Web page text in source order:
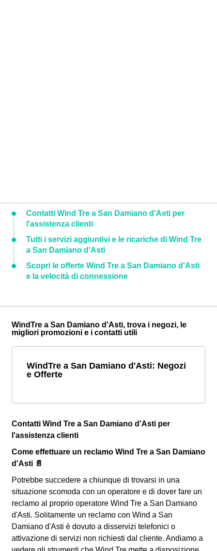
Contatti Wind Tre a San Damiano d'Asti per
l'assistenza clienti
Tutti i servizi aggiuntivi e le ricariche di Wind Tre
a San Damiano d'Asti
Scopri le offerte Wind Tre a San Damiano d'Asti
e la velocità di connessione
WindTre a San Damiano d'Asti, trova i negozi, le
migliori promozioni e i contatti utili
WindTre a San Damiano d'Asti: Negozi
e Offerte
Contatti Wind Tre a San Damiano d'Asti per
l'assistenza clienti
Come effettuare un reclamo Wind Tre a San Damiano
d'Asti 📄
Potrebbe succedere a chiunque di trovarsi in una
situazione scomoda con un operatore e di dover fare un
reclamo al proprio operatore Wind Tre a San Damiano
d'Asti. Solitamente un reclamo con Wind a San
Damiano d'Asti è dovuto a disservizi telefonici o
attivazione di servizi non richiesti dal cliente. Andiamo a